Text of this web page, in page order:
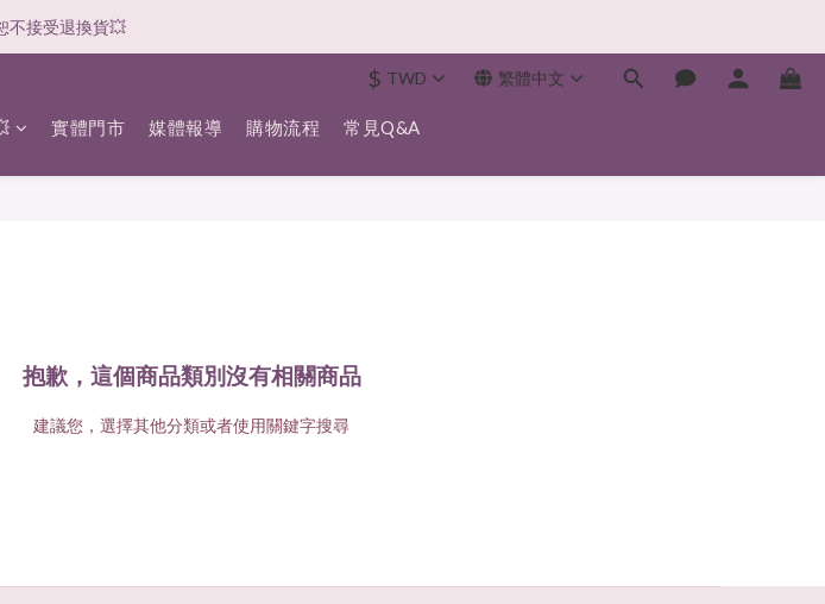
不接受退換貨💥
$ TWD 繁體中文
實體門市 媒體報導 購物流程 常見Q&A
抱歉，這個商品類別沒有相關商品
建議您，選擇其他分類或者使用關鍵字搜尋